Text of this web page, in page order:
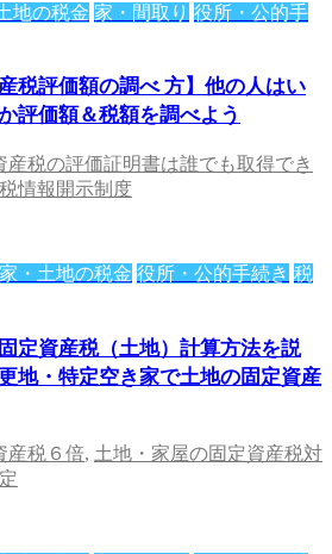
地の税金 家・間取り 役所・公的手
税評価額の調べ 方】他の人はい
評価額＆税額を調べよう
産税の評価証明書は誰でも取得でき
情報開示制度
家・土地の税金 役所・公的手続き 税
定資産税（土地）計算方法を説
地・特定空き家で土地の固定資産
産税６倍, 土地・家屋の固定資産税対